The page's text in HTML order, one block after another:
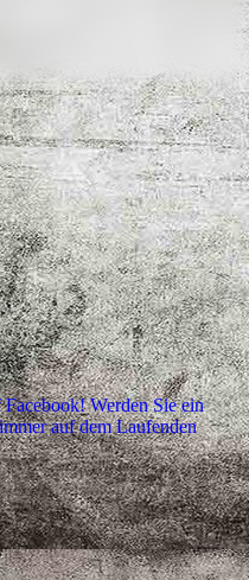
Facebook! Werden Sie ein
auf dem Laufenden